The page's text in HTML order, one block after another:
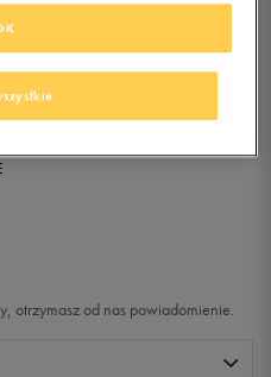
otrzymasz od nas powiadomienie.